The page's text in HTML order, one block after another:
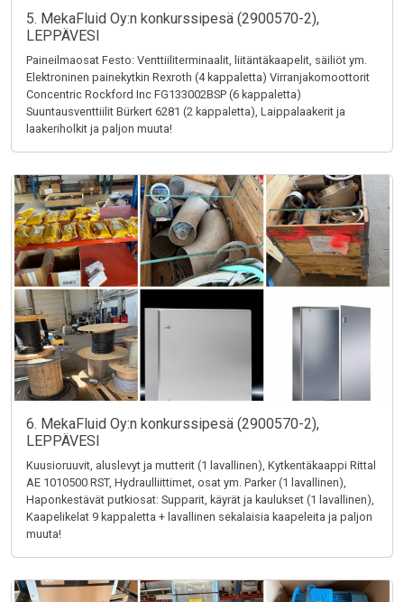
5. MekaFluid Oy:n konkurssipesä (2900570-2),
LEPPÄVESI
Paineilmaosat Festo: Venttiiliterminaalit, liitäntäkaapelit, säiliöt ym.
Elektroninen painekytkin Rexroth (4 kappaletta) Virranjakomoottorit
Concentric Rockford Inc FG133002BSP (6 kappaletta)
Suuntausventtiilit Bürkert 6281 (2 kappaletta), Laippalaakerit ja
laakeriholkit ja paljon muuta!
6. MekaFluid Oy:n konkurssipesä (2900570-2),
LEPPÄVESI
Kuusioruuvit, aluslevyt ja mutterit (1 lavallinen), Kytkentäkaappi Rittal
AE 1010500 RST, Hydraulliittimet, osat ym. Parker (1 lavallinen),
Haponkestävät putkiosat: Supparit, käyrät ja kaulukset (1 lavallinen),
Kaapelikelat 9 kappaletta + lavallinen sekalaisia kaapeleita ja paljon
muuta!